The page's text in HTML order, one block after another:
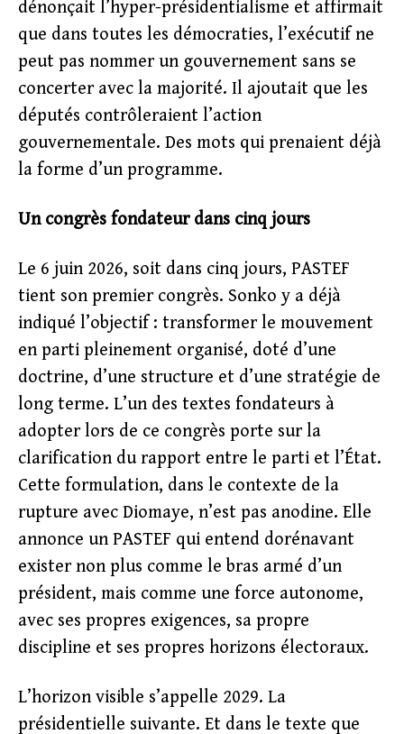
dénonçait l’hyper-présidentialisme et affirmait
que dans toutes les démocraties, l’exécutif ne
peut pas nommer un gouvernement sans se
concerter avec la majorité. Il ajoutait que les
députés contrôleraient l’action
gouvernementale. Des mots qui prenaient déjà
la forme d’un programme.
Un congrès fondateur dans cinq jours
Le 6 juin 2026, soit dans cinq jours, PASTEF
tient son premier congrès. Sonko y a déjà
indiqué l’objectif : transformer le mouvement
en parti pleinement organisé, doté d’une
doctrine, d’une structure et d’une stratégie de
long terme. L’un des textes fondateurs à
adopter lors de ce congrès porte sur la
clarification du rapport entre le parti et l’État.
Cette formulation, dans le contexte de la
rupture avec Diomaye, n’est pas anodine. Elle
annonce un PASTEF qui entend dorénavant
exister non plus comme le bras armé d’un
président, mais comme une force autonome,
avec ses propres exigences, sa propre
discipline et ses propres horizons électoraux.
L’horizon visible s’appelle 2029. La
présidentielle suivante. Et dans le texte que